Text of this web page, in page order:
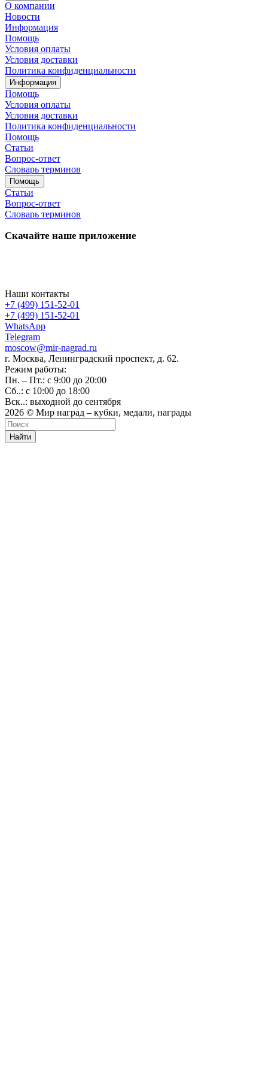
О компании
Новости
Информация
Помощь
Условия оплаты
Условия доставки
Политика конфиденциальности
Информация
Помощь
Условия оплаты
Условия доставки
Политика конфиденциальности
Помощь
Статьи
Вопрос-ответ
Словарь терминов
Помощь
Статьи
Вопрос-ответ
Словарь терминов
Скачайте наше приложение
Наши контакты
+7 (499) 151-52-01
+7 (499) 151-52-01
WhatsApp
Telegram
moscow@mir-nagrad.ru
г. Москва, Ленинградский проспект, д. 62.
Режим работы:
Пн. – Пт.: с 9:00 до 20:00
Сб..: с 10:00 до 18:00
Вск..: выходной до сентября
2026 © Мир наград – кубки, медали, награды
Найти